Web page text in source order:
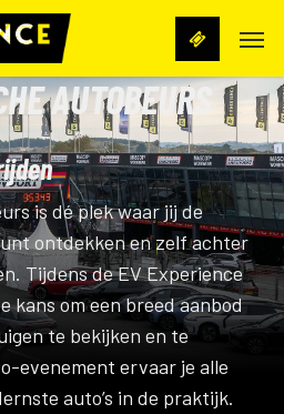
Menu
AUTOBEURS
is dé plek waar jij de
ontdekken en zelf achter
Tijdens de EV Experience
kans om een breed aanbod
te bekijken en te
evenement ervaar je alle
auto’s in de praktijk.